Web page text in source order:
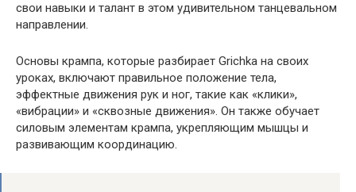
свои навыки и талант в этом удивительном танцевальном
направлении.
Основы крампа, которые разбирает Grichka на своих
уроках, включают правильное положение тела,
эффектные движения рук и ног, такие как «клики»,
«вибрации» и «сквозные движения». Он также обучает
силовым элементам крампа, укрепляющим мышцы и
развивающим координацию.